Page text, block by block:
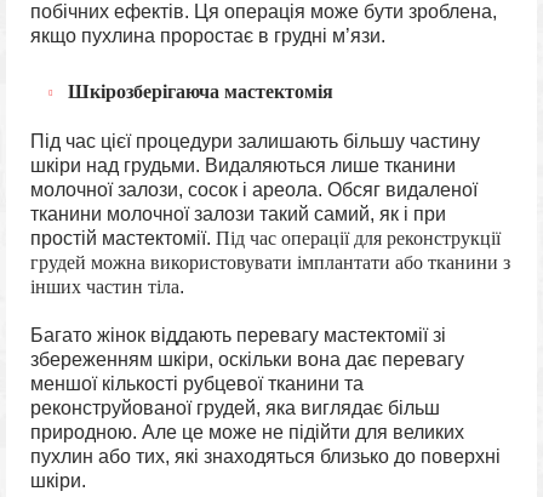
побічних ефектів. Ця операція може бути зроблена,
якщо пухлина проростає в грудні м’язи.
Шкірозберігаюча мастектомія
Під час цієї процедури залишають більшу частину
шкіри над грудьми. Видаляються лише тканини
молочної залози, сосок і ареола. Обсяг видаленої
тканини молочної залози такий самий, як і при
простій мастектомії. Під час операції для реконструкції
грудей можна використовувати імплантати або тканини з
інших частин тіла.
Багато жінок віддають перевагу мастектомії зі
збереженням шкіри, оскільки вона дає перевагу
меншої кількості рубцевої тканини та
реконструйованої грудей, яка виглядає більш
природною. Але це може не підійти для великих
пухлин або тих, які знаходяться близько до поверхні
шкіри.